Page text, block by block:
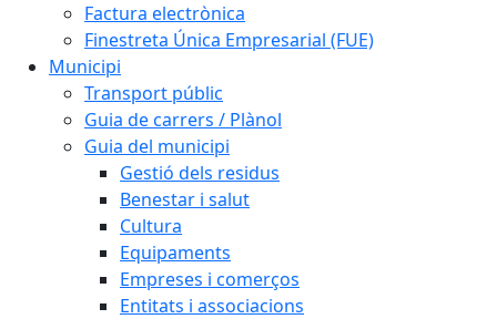
Factura electrònica
Finestreta Única Empresarial (FUE)
Municipi
Transport públic
Guia de carrers / Plànol
Guia del municipi
Gestió dels residus
Benestar i salut
Cultura
Equipaments
Empreses i comerços
Entitats i associacions